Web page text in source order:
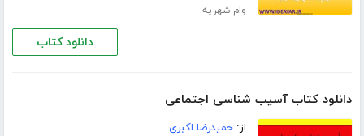
وام شهریه
دانلود کتاب
دانلود کتاب آسیب شناسی اجتماعی
از:حمیدرضا اکبری